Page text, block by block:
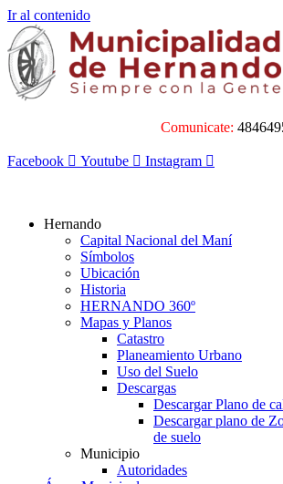
Ir al contenido
Comunicate:
Facebook Youtube Instagram
Hernando
Capital Nacional del Maní
Símbolos
Ubicación
Historia
HERNANDO 360º
Mapas y Planos
Catastro
Planeamiento Urbano
Uso del Suelo
Descargas
Descargar Plano de
Descargar plano de
de suelo
Municipio
Autoridades